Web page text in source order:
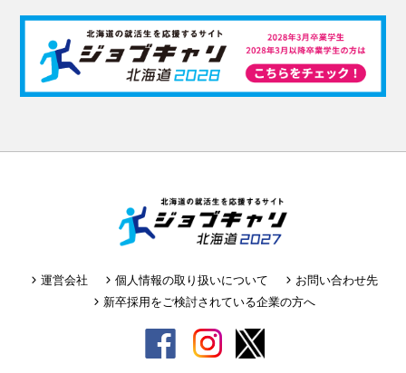
運営会社 個人情報の取り扱いについて
お問い合わせ先
新卒採用をご検討されている企業の方へ